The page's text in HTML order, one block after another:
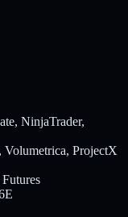
NinjaTrader,
Volumetrica, ProjectX